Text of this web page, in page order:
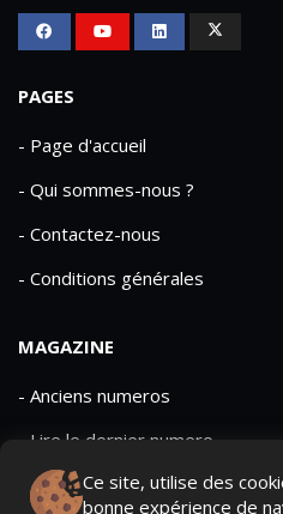
Ce site, utilise des
bonne expérience de
PAGES
- Page d'accueil
- Qui sommes-nous ?
- Contactez-nous
- Conditions générales
MAGAZINE
- Anciens numeros
- Lire le dernier numero
- Publicite